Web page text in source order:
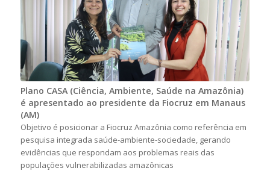
Plano CASA (Ciência, Ambiente, Saúde na Amazônia)
é apresentado ao presidente da Fiocruz em Manaus
(AM)
Objetivo é posicionar a Fiocruz Amazônia como referência em
pesquisa integrada saúde-ambiente-sociedade, gerando
evidências que respondam aos problemas reais das
populações vulnerabilizadas amazônicas